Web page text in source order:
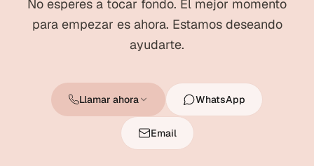
No esperes a tocar fondo. El mejor momento
para empezar es ahora. Estamos deseando
ayudarte.
Llamar ahora WhatsApp
Email